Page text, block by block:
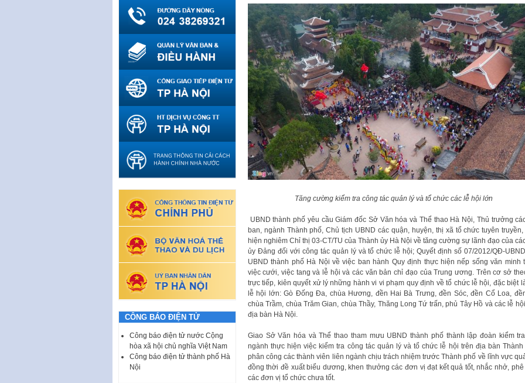
Tăng cường kiểm tra công tác quản lý và tổ chức các lễ hội lớn
UBND thành phố yêu cầu Giám đốc Sở Văn hóa và Thể thao Hà Nội, Thủ trưởng
ban, ngành Thành phố, Chủ tịch UBND các quận, huyện, thị xã tổ chức tuyên
hiện nghiêm Chỉ thị 03-CT/TU của Thành ủy Hà Nội về tăng cường sự lãnh đạo của
ủy Đảng đối với công tác quản lý và tổ chức lễ hội; Quyết định số 07/2012/QĐ-
UBND thành phố Hà Nội về việc ban hành Quy định thực hiện nếp sống văn minh
việc cưới, việc tang và lễ hội và các văn bản chỉ đạo của Trung ương. Trên cơ sở
trực tiếp, kiên quyết xử lý những hành vi vi phạm quy định về tổ chức lễ hội, đặc biệt
lễ hội lớn: Gò Đống Đa, chùa Hương, đền Hai Bà Trưng, đền Sóc, đền Cổ Loa,
chùa Trầm, chùa Trăm Gian, chùa Thầy, Thăng Long Tứ trấn, phủ Tây Hồ và các lễ
địa bàn Hà Nội.
Giao Sở Văn hóa và Thể thao tham mưu UBND thành phố thành lập đoàn kiểm
ngành thực hiện việc kiểm tra công tác quản lý và tổ chức lễ hội trên địa bàn Thành
phân công các thành viên liên ngành chịu trách nhiệm trước Thành phố về lĩnh vực
đồng thời đề xuất biểu dương, khen thưởng các đơn vị đạt kết quả tốt, nhắc nhở, phê
các đơn vị tổ chức chưa tốt.
CÔNG BÁO ĐIỆN TỬ
Công báo điện tử nước Cộng
hòa xã hội chủ nghĩa Việt Nam
Công báo điện tử thành phố Hà
Nội